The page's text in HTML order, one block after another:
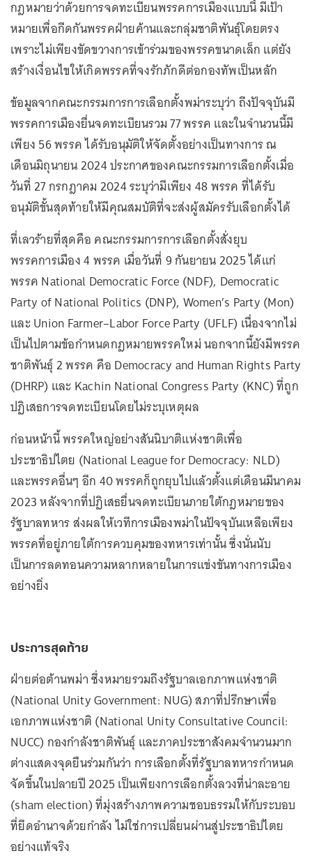
กฎหมายว่าด้วยการจดทะเบียนพรรคการเมืองแบบนี้ มีเป้า
หมายเพื่อกีดกันพรรคฝ่ายค้านและกลุ่มชาติพันธุ์โดยตรง
เพราะไม่เพียงขัดขวางการเข้าร่วมของพรรคขนาดเล็ก แต่ยัง
สร้างเงื่อนไขให้เกิดพรรคที่จงรักภักดีต่อกองทัพเป็นหลัก
ข้อมูลจากคณะกรรมการการเลือกตั้งพม่าระบุว่า ถึงปัจจุบันมี
พรรคการเมืองยื่นจดทะเบียนรวม 77 พรรค และในจำนวนนี้มี
เพียง 56 พรรค ได้รับอนุมัติให้จัดตั้งอย่างเป็นทางการ ณ
เดือนมิถุนายน 2024 ประกาศของคณะกรรมการเลือกตั้งเมื่อ
วันที่ 27 กรกฎาคม 2024 ระบุว่ามีเพียง 48 พรรค ที่ได้รับ
อนุมัติขั้นสุดท้ายให้มีคุณสมบัติที่จะส่งผู้สมัครรับเลือกตั้งได้
ที่เลวร้ายที่สุดคือ คณะกรรมการการเลือกตั้งสั่งยุบ
พรรคการเมือง 4 พรรค เมื่อวันที่ 9 กันยายน 2025 ได้แก่
พรรค National Democratic Force (NDF), Democratic
Party of National Politics (DNP), Women’s Party (Mon)
และ Union Farmer–Labor Force Party (UFLF) เนื่องจากไม่
เป็นไปตามข้อกำหนดกฎหมายพรรคใหม่ นอกจากนี้ยังมีพรรค
ชาติพันธุ์ 2 พรรค คือ Democracy and Human Rights Party
(DHRP) และ Kachin National Congress Party (KNC) ที่ถูก
ปฏิเสธการจดทะเบียนโดยไม่ระบุเหตุผล
ก่อนหน้านี้ พรรคใหญ่อย่างสันนิบาติแห่งชาติเพื่อ
ประชาธิปไตย (National League for Democracy: NLD)
และพรรคอื่นๆ อีก 40 พรรคก็ถูกยุบไปแล้วตั้งแต่เดือนมีนาคม
2023 หลังจากที่ปฏิเสธยื่นจดทะเบียนภายใต้กฎหมายของ
รัฐบาลทหาร ส่งผลให้เวทีการเมืองพม่าในปัจจุบันเหลือเพียง
พรรคที่อยู่ภายใต้การควบคุมของทหารเท่านั้น ซึ่งนั่นนับ
เป็นการลดทอนความหลากหลายในการแข่งขันทางการเมือง
อย่างยิ่ง
ประการสุดท้าย
ฝ่ายต่อต้านพม่า ซึ่งหมายรวมถึงรัฐบาลเอกภาพแห่งชาติ
(National Unity Government: NUG) สภาที่ปรึกษาเพื่อ
เอกภาพแห่งชาติ (National Unity Consultative Council:
NUCC) กองกำลังชาติพันธุ์ และภาคประชาสังคมจำนวนมาก
ต่างแสดงจุดยืนร่วมกันว่า การเลือกตั้งที่รัฐบาลทหารกำหนด
จัดขึ้นในปลายปี 2025 เป็นเพียงการเลือกตั้งลวงที่น่าละอาย
(sham election) ที่มุ่งสร้างภาพความชอบธรรมให้กับระบอบ
ที่ยึดอำนาจด้วยกำลัง ไม่ใช่การเปลี่ยนผ่านสู่ประชาธิปไตย
อย่างแท้จริง